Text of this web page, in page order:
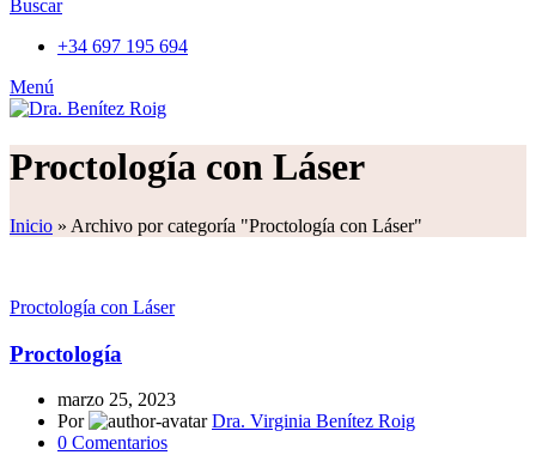
Buscar
+34 697 195 694
Menú
Proctología con Láser
Inicio » Archivo por categoría "Proctología con Láser"
Proctología con Láser
Proctología
marzo 25, 2023
Por
Dra. Virginia Benítez Roig
0 Comentarios